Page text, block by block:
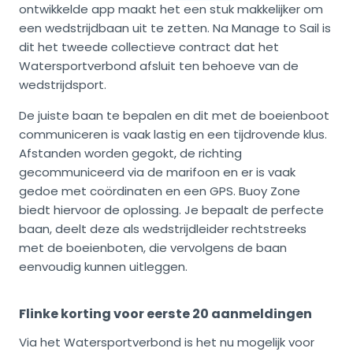
ontwikkelde app maakt het een stuk makkelijker om
een wedstrijdbaan uit te zetten. Na Manage to Sail is
dit het tweede collectieve contract dat het
Watersportverbond afsluit ten behoeve van de
wedstrijdsport.
De juiste baan te bepalen en dit met de boeienboot
communiceren is vaak lastig en een tijdrovende klus.
Afstanden worden gegokt, de richting
gecommuniceerd via de marifoon en er is vaak
gedoe met coördinaten en een GPS. Buoy Zone
biedt hiervoor de oplossing. Je bepaalt de perfecte
baan, deelt deze als wedstrijdleider rechtstreeks
met de boeienboten, die vervolgens de baan
eenvoudig kunnen uitleggen.
Flinke korting voor eerste 20 aanmeldingen
Via het Watersportverbond is het nu mogelijk voor